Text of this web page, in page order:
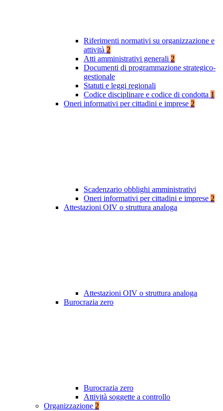
Riferimenti normativi su organizzazione e
attività 2
Atti amministrativi generali 2
Documenti di programmazione strategico-
gestionale
Statuti e leggi regionali
Codice disciplinare e codice di condotta 1
Oneri informativi per cittadini e imprese 2
Scadenzario obblighi amministrativi
Oneri informativi per cittadini e imprese 2
Attestazioni OIV o struttura analoga
Attestazioni OIV o struttura analoga
Burocrazia zero
Burocrazia zero
Attività soggette a controllo
Organizzazione 2